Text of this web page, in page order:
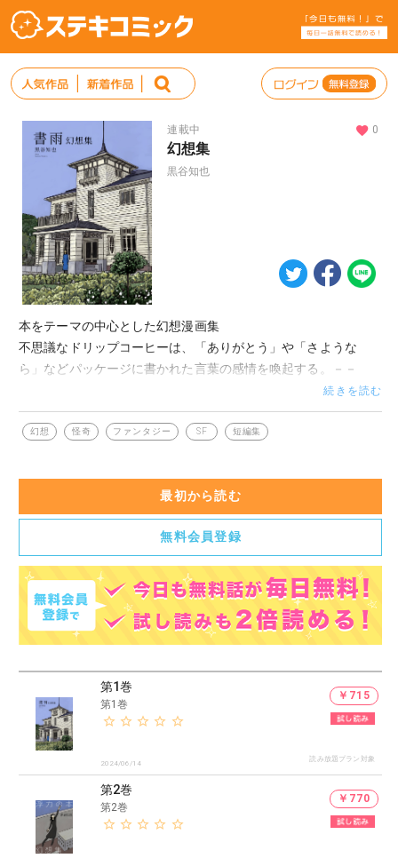
連載中 0
幻想集
黒谷知也
本をテーマの中心とした幻想漫画集
不思議なドリップコーヒーは、「ありがとう」や「さような
ら」などパッケージに書かれた言葉の感情を喚起する。－－
叔父は読書をしに月へ旅行するらしい。－－「月の読書」
グドュグドュという得たいの知れないものがいる。真っ黒で服
模写したページを川に流す行事があり、頁流転と呼ばれてい
る。－－「ページの船」
海の方から本の匂いがする。砥生海町の住人たちは万が一に備
え避難を始める－－「書雨」
他収録作「五本の絵筆」「文字菜」「白千布」「鰐の起立」
「高速道路」「オレンジの本」「リビングの本」「文字の涙」
続きを読む
幻想 怪奇 ファンタジー SF 短編集
最初から読む
無料会員登録
第1巻
第1巻
2024/06/14
￥715
読み放題プラン対象
第2巻
第2巻
￥770